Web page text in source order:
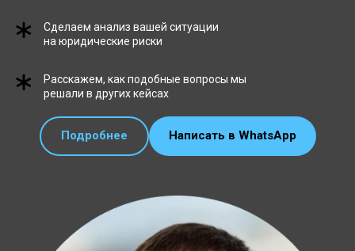
Сделаем анализ вашей ситуации
на юридические риски
Расскажем, как подобные вопросы мы
решали в других кейсах
Подробнее Написать в WhatsApp